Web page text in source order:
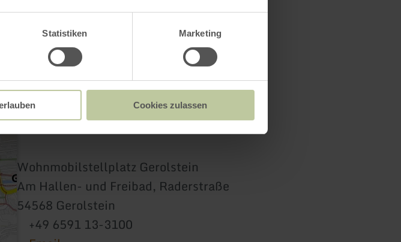
Statistiken Marketing
Cookies zulassen
Wohnmobilstellplatz Gerolstein
Am Hallen- und Freibad, Raderstraße
54568 Gerolstein
+49 6591 13-3100